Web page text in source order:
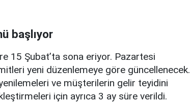
başlıyor
15 Şubat’ta sona eriyor. Pazartesi
yeni düzenlemeye göre güncellenecek.
ve müşterilerin gelir teyidini
için ayrıca 3 ay süre verildi.